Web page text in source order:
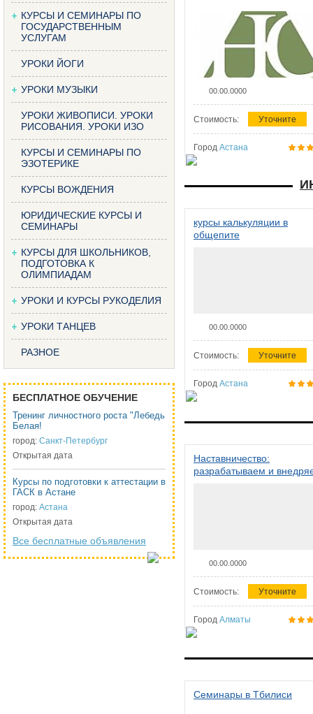
КУРСЫ И СЕМИНАРЫ ПО
ГОСУДАРСТВЕННЫМ
УСЛУГАМ
УРОКИ ЙОГИ
УРОКИ МУЗЫКИ
УРОКИ ЖИВОПИСИ. УРОКИ
РИСОВАНИЯ. УРОКИ ИЗО
КУРСЫ И СЕМИНАРЫ ПО
ЭЗОТЕРИКЕ
КУРСЫ ВОЖДЕНИЯ
ЮРИДИЧЕСКИЕ КУРСЫ И
СЕМИНАРЫ
КУРСЫ ДЛЯ ШКОЛЬНИКОВ,
ПОДГОТОВКА К
ОЛИМПИАДАМ
УРОКИ И КУРСЫ РУКОДЕЛИЯ
УРОКИ ТАНЦЕВ
РАЗНОЕ
БЕСПЛАТНОЕ ОБУЧЕНИЕ
Тренинг личностного роста "Лебедь
Белая!
город: Санкт-Петербург
Открытая дата
Курсы по подготовки к аттестации в
ГАСК в Астане
город: Астана
Открытая дата
Все бесплатные объявления
00.00.0000
Стоимость: Уточните
Город Астана
курсы калькуляции в
общепите
00.00.0000
Стоимость: Уточните
Город Астана
Наставничество:
разрабатываем и
00.00.0000
Стоимость: Уточните
Город Алматы
Семинары в Тбилиси